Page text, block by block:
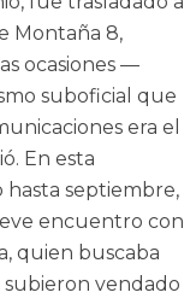
Montaña 8,
ocasiones —
suboficial que
era el
En esta
septiembre,
encuentro con
quien buscaba
subieron vendado